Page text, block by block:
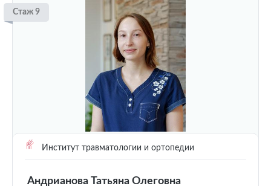
Стаж 9
Институт травматологии и ортопедии
Андрианова Татьяна Олеговна